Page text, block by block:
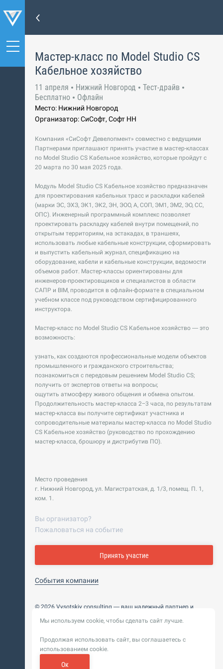
Мастер-класс по Model Studio CS
Кабельное хозяйство
11 апреля Нижний Новгород
Тест-драйв
Бесплатно
Офлайн
Место: Нижний Новгород
Организатор: СиСофт, Софт НН
Компания «СиСофт Девелопмент» совместно с ведущими
Партнерами приглашают принять участие в мастер-классах
по Model Studio CS Кабельное хозяйство, которые пройдут с
20 марта по 30 мая 2025 года.
Модуль Model Studio CS Кабельное хозяйство предназначен
для проектирования кабельных трасс и раскладки кабелей
(марки ЭС, ЭХЗ, ЭК1, ЭК2, ЭН, ЭОО, А, СОП, ЭМ1, ЭМ2, ЭО, СС,
ОПС). Инженерный программный комплекс позволяет
проектировать раскладку кабелей внутри помещений, по
открытым территориям, на эстакадах, в траншеях,
использовать любые кабельные конструкции, сформировать
и выпустить кабельный журнал, спецификацию на
оборудование, кабели и кабельные конструкции, ведомости
объемов работ. Мастер-классы ориентированы для
инженеров-проектировщиков и специалистов в области
САПР и BIM, проводится в офлайн-формате в специальном
учебном классе под руководством сертифицированного
инструктора.
Мастер-класс по Model Studio CS Кабельное хозяйство — это
возможность:
узнать, как создаются профессиональные модели объектов
промышленного и гражданского строительства;
познакомиться с передовым решением Model Studio CS;
получить от экспертов ответы на вопросы;
ощутить атмосферу живого общения и обмена опытом.
Продолжительность мастер-класса 2−3 часа, по результатам
мастер-класса вы получите сертификат участника и
сопроводительные материалы мастер-класса по Model Studio
CS Кабельное хозяйство (руководство по прохождению
мастер-класса, брошюру и дистрибутив ПО).
Место проведения
г. Нижний Новгород, ул. Магистратская, д. 1/3, помещ. П. 1,
ком. 1.
Вы организатор?
Пожаловаться на событие
Принять участие
События компании
© 2026 Vysotskiy consulting — ваш надежный партнер и
Цифровизация, BIM, ИИ. Внедряем и оптимизируем
Пользовательское
соглашение
Политика обработки персональных
данных
Мы используем cookie, чтобы сделать сайт лучше.
Продолжая использовать сайт, вы соглашаетесь с
использованием cookie.
Ок